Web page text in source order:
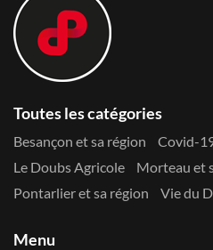
Toutes les catégories
Besançon et sa région Covid-
Le Doubs Agricole
Morteau et
Pontarlier et sa région
Vie du
Menu